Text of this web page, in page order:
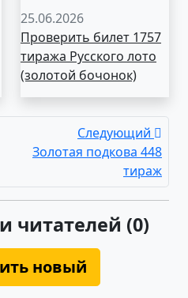
25.06.2026
Проверить билет 1757
тиража Русского лото
(золотой бочонок)
Следующий
Золотая подкова 448
тираж
читателей (0)
новый